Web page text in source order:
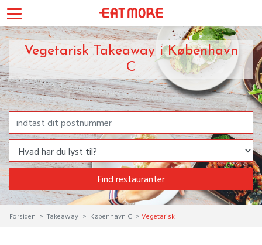
Vegetarisk Takeaway i København
C
Find restauranter
Forsiden Takeaway København C Vegetarisk